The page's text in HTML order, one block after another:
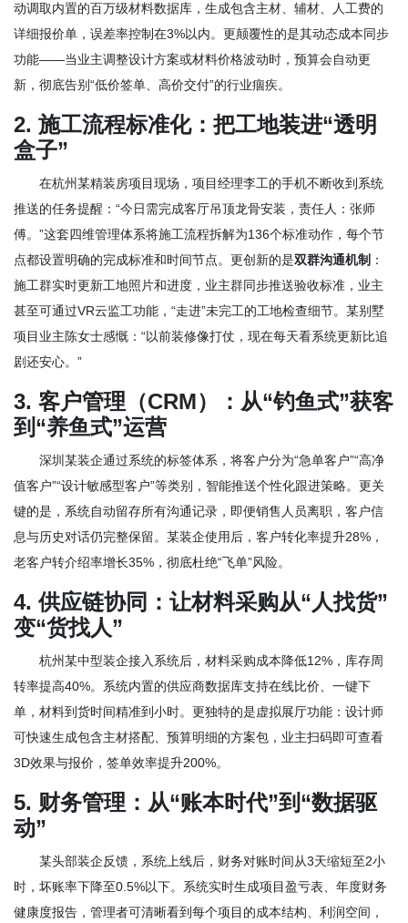
动调取内置的百万级材料数据库，生成包含主材、辅材、人工费的
详细报价单，误差率控制在3%以内。更颠覆性的是其动态成本同步
功能——当业主调整设计方案或材料价格波动时，预算会自动更
新，彻底告别“低价签单、高价交付”的行业痼疾。
2. 施工流程标准化：把工地装进“透明
盒子”
在杭州某精装房项目现场，项目经理李工的手机不断收到系统
推送的任务提醒：“今日需完成客厅吊顶龙骨安装，责任人：张师
傅。”这套四维管理体系将施工流程拆解为136个标准动作，每个节
点都设置明确的完成标准和时间节点。更创新的是双群沟通机制 ：
施工群实时更新工地照片和进度，业主群同步推送验收标准，业主
甚至可通过VR云监工功能，“走进”未完工的工地检查细节。某别墅
项目业主陈女士感慨：“以前装修像打仗，现在每天看系统更新比追
剧还安心。”
3. 客户管理（CRM）：从“钓鱼式”获客
到“养鱼式”运营
深圳某装企通过系统的标签体系，将客户分为“急单客户”“高净
值客户”“设计敏感型客户”等类别，智能推送个性化跟进策略。更关
键的是，系统自动留存所有沟通记录，即便销售人员离职，客户信
息与历史对话仍完整保留。某装企使用后，客户转化率提升28%，
老客户转介绍率增长35%，彻底杜绝“飞单”风险。
4. 供应链协同：让材料采购从“人找货”
变“货找人”
杭州某中型装企接入系统后，材料采购成本降低12%，库存周
转率提高40%。系统内置的供应商数据库支持在线比价、一键下
单，材料到货时间精准到小时。更独特的是虚拟展厅功能：设计师
可快速生成包含主材搭配、预算明细的方案包，业主扫码即可查看
3D效果与报价，签单效率提升200%。
5. 财务管理：从“账本时代”到“数据驱
动”
某头部装企反馈，系统上线后，财务对账时间从3天缩短至2小
时，坏账率下降至0.5%以下。系统实时生成项目盈亏表、年度财务
健康度报告，管理者可清晰看到每个项目的成本结构、利润空间，